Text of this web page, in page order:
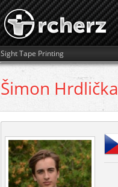
Sight Tape Printing
Šimon Hrdlička